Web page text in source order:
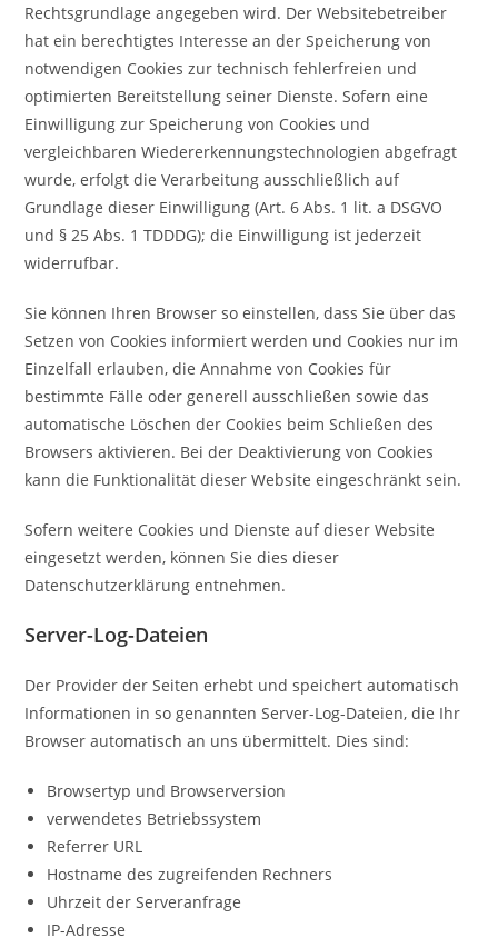
Rechtsgrundlage angegeben wird. Der Websitebetreiber
hat ein berechtigtes Interesse an der Speicherung von
notwendigen Cookies zur technisch fehlerfreien und
optimierten Bereitstellung seiner Dienste. Sofern eine
Einwilligung zur Speicherung von Cookies und
vergleichbaren Wiedererkennungstechnologien abgefragt
wurde, erfolgt die Verarbeitung ausschließlich auf
Grundlage dieser Einwilligung (Art. 6 Abs. 1 lit. a DSGVO
und § 25 Abs. 1 TDDDG); die Einwilligung ist jederzeit
widerrufbar.
Sie können Ihren Browser so einstellen, dass Sie über das
Setzen von Cookies informiert werden und Cookies nur im
Einzelfall erlauben, die Annahme von Cookies für
bestimmte Fälle oder generell ausschließen sowie das
automatische Löschen der Cookies beim Schließen des
Browsers aktivieren. Bei der Deaktivierung von Cookies
kann die Funktionalität dieser Website eingeschränkt sein.
Sofern weitere Cookies und Dienste auf dieser Website
eingesetzt werden, können Sie dies dieser
Datenschutzerklärung entnehmen.
Server-Log-Dateien
Der Provider der Seiten erhebt und speichert automatisch
Informationen in so genannten Server-Log-Dateien, die Ihr
Browser automatisch an uns übermittelt. Dies sind:
Browsertyp und Browserversion
verwendetes Betriebssystem
Referrer URL
Hostname des zugreifenden Rechners
Uhrzeit der Serveranfrage
IP-Adresse